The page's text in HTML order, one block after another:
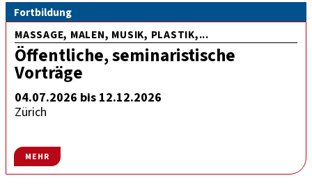
Fortbildung
MASSAGE, MALEN, MUSIK, PLASTIK,...
Öffentliche, seminaristische
Vorträge
04.07.2026 bis 12.12.2026
Zürich
MEHR